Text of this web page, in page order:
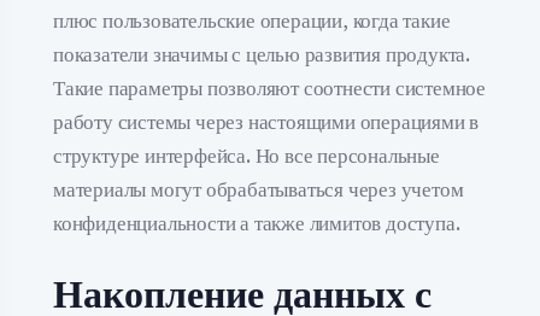
плюс пользовательские операции, когда такие
показатели значимы с целью развития продукта.
Такие параметры позволяют соотнести системное
работу системы через настоящими операциями в
структуре интерфейса. Но все персональные
материалы могут обрабатываться через учетом
конфиденциальности а также лимитов доступа.
Накопление данных с